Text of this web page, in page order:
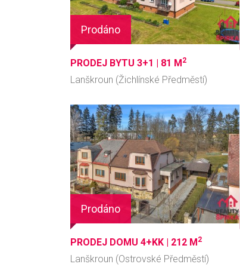
Prodáno
PRODEJ BYTU 3+1 | 81 M2
Lanškroun (Žichlínské Předměstí)
Prodáno
PRODEJ DOMU 4+KK | 212 M 2
Lanškroun (Ostrovské Předměstí)